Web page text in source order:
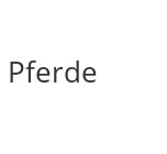
Pferde